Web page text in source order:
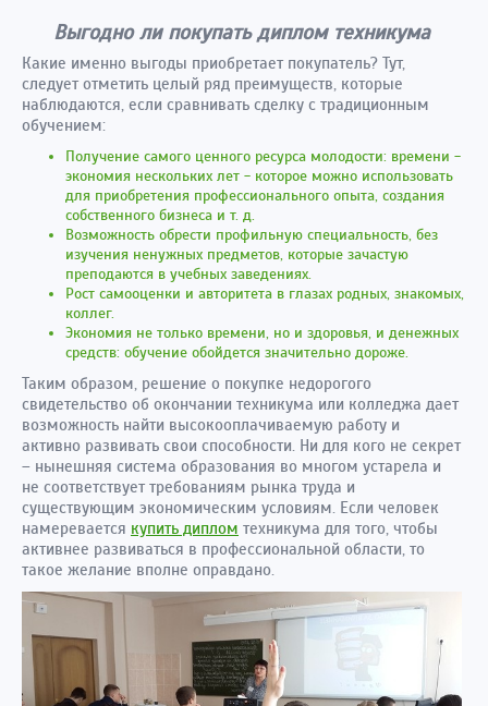
Выгодно ли покупать диплом техникума
Какие именно выгоды приобретает покупатель? Тут,
следует отметить целый ряд преимуществ, которые
наблюдаются, если сравнивать сделку с традиционным
обучением:
Получение самого ценного ресурса молодости: времени -
экономия нескольких лет - которое можно использовать
для приобретения профессионального опыта, создания
собственного бизнеса и т. д.
Возможность обрести профильную специальность, без
изучения ненужных предметов, которые зачастую
преподаются в учебных заведениях.
Рост самооценки и авторитета в глазах родных, знакомых,
коллег.
Экономия не только времени, но и здоровья, и денежных
средств: обучение обойдется значительно дороже.
Таким образом, решение о покупке недорогого
свидетельство об окончании техникума или колледжа дает
возможность найти высокооплачиваемую работу и
активно развивать свои способности. Ни для кого не секрет
– нынешняя система образования во многом устарела и
не соответствует требованиям рынка труда и
существующим экономическим условиям. Если человек
намеревается купить диплом техникума для того, чтобы
активнее развиваться в профессиональной области, то
такое желание вполне оправдано.